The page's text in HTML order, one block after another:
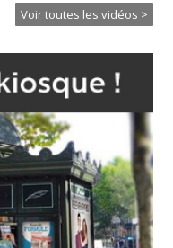
Voir toutes les vidéos >